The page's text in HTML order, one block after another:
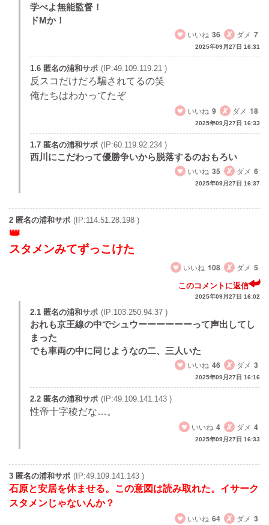
学べよ無能監督！
ドMか！
いいね 36 ダメ 7
2025年09月27日 16:31
1.6 匿名の浦和サポ (IP:49.109.119.21 )
反スコだけだろ騙されてるの笑
俺たちはわかってたぞ
いいね 9 ダメ 18
2025年09月27日 16:33
1.7 匿名の浦和サポ (IP:60.119.92.234 )
西川にこだわって優勝争いから脱落するのおもろい
いいね 35 ダメ 6
2025年09月27日 16:37
2 匿名の浦和サポ (IP:114.51.28.198 )
スタメンみてずっこけた
いいね 108 ダメ 5
このコメントに返信
2025年09月27日 16:02
2.1 匿名の浦和サポ (IP:103.250.94.37 )
おれも京王線の中でシュウーーーーーーって声出してし
まった
でも車両の中に同じようなの二、三人いた
いいね 46 ダメ 3
2025年09月27日 16:16
2.2 匿名の浦和サポ (IP:49.109.141.143 )
性帝十字稜だな…。
いいね 4 ダメ 4
2025年09月27日 16:33
3 匿名の浦和サポ (IP:49.109.141.143 )
石原と安居を休ませる。この意図は読み取れた。イサーク
スタメンじゃないんか？
いいね 64 ダメ 3